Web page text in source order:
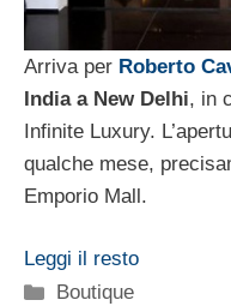
Arriva per Roberto
India a New Delhi, in
Infinite Luxury.
qualche mese,
Emporio Mall.
Leggi il resto
Categorie
Boutique